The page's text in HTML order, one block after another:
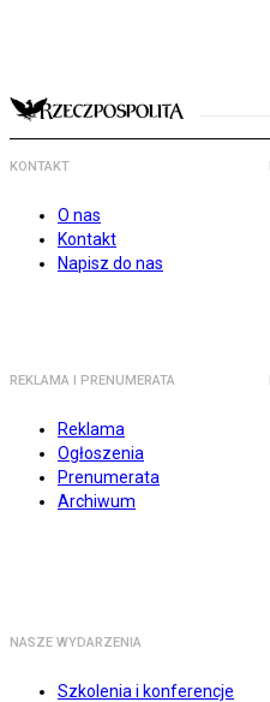
KONTAKT
O nas
Kontakt
Napisz do nas
REKLAMA I PRENUMERATA
Reklama
Ogłoszenia
Prenumerata
Archiwum
NASZE WYDARZENIA
Szkolenia i konferencje